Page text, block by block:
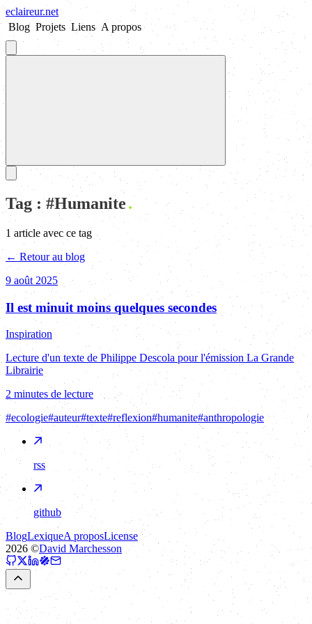
eclaireur.net
Blog Projets Liens A propos
Tag : #Humanite
1 article avec ce tag
← Retour au blog
9 août 2025
Il est minuit moins quelques secondes
Inspiration
Lecture d'un texte de Philippe Descola pour l'émission La Grande
Librairie
2 minutes de lecture
#ecologie#auteur#texte#reflexion#humanite#anthropologie
rss
github
BlogLexiqueA proposLicense
2026 ©David Marchesson